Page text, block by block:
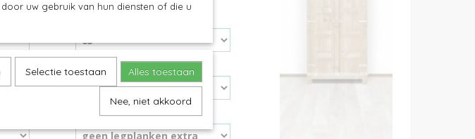
Wij verven voor u
legplanken
uw gebruik van hun diensten of die u
Selectie toestaan Alles toestaan
Nee, niet akkoord